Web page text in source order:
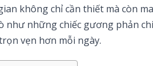
không chỉ cần thiết mà còn
như những chiếc gương phản
vẹn hơn mỗi ngày.